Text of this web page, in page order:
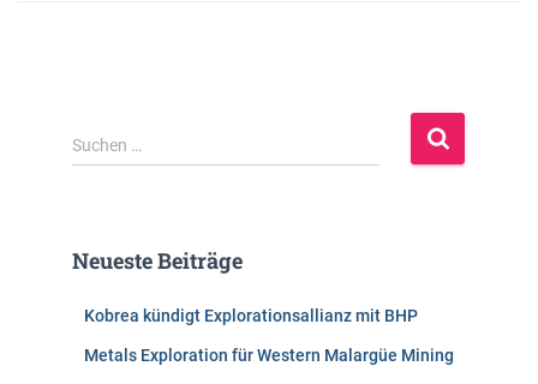
S
u
n
Suchen …
Neueste Beiträge
Kobrea kündigt Explorationsallianz mit BHP
Metals Exploration für Western Malargüe Mining